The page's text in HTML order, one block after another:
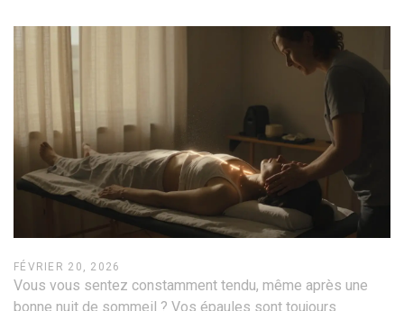
FÉVRIER 20, 2026
Vous vous sentez constamment tendu, même après une
bonne nuit de sommeil ? Vos épaules sont toujours